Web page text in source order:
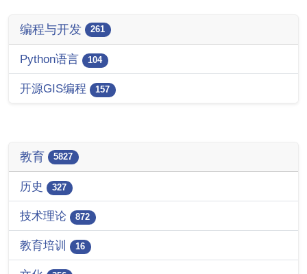
编程与开发 261
Python语言 104
开源GIS编程 157
教育 5827
历史 327
技术理论 872
教育培训 16